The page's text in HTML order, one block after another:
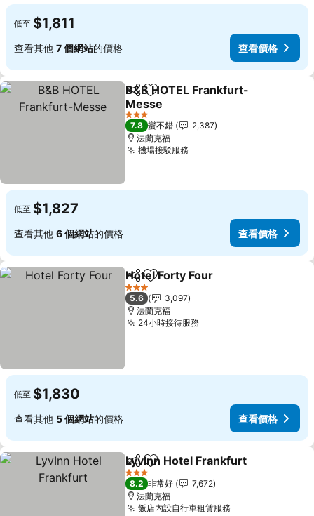
低至 $1,811
查看其他 7 個網站的價格 查看價格
分享 加入我的最愛
B&B HOTEL Frankfurt-
Messe
3 星級
7.8 蠻不錯
2,387
法蘭克福
機場接駁服務
低至 $1,827
查看其他 6 個網站的價格 查看價格
分享 加入我的最愛
Hotel Forty Four
3 星級
5.6
3,097
法蘭克福
24小時接待服務
低至 $1,830
查看其他 5 個網站的價格 查看價格
分享 加入我的最愛
LyvInn Hotel Frankfurt
3 星級
8.2 非常好
7,672
法蘭克福
飯店內設自行車租賃服務